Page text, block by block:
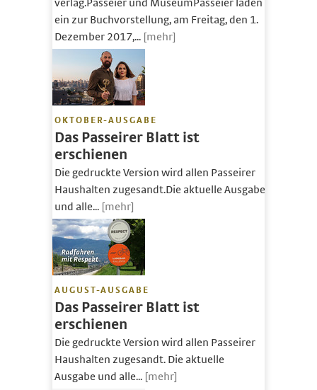
verlag.Passeier und MuseumPasseier laden
ein zur Buchvorstellung, am Freitag, den 1.
Dezember 2017,... [mehr]
OKTOBER-AUSGABE
Das Passeirer Blatt ist
erschienen
Die gedruckte Version wird allen Passeirer
Haushalten zugesandt.Die aktuelle Ausgabe
und alle... [mehr]
AUGUST-AUSGABE
Das Passeirer Blatt ist
erschienen
Die gedruckte Version wird allen Passeirer
Haushalten zugesandt. Die aktuelle
Ausgabe und alle... [mehr]